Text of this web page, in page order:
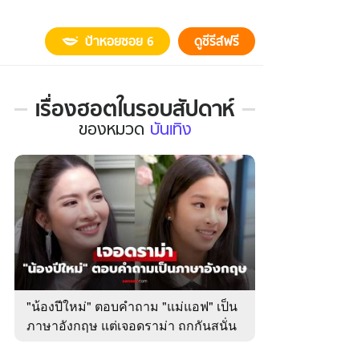
ความรู้รอบตัว
ฮาวทู
ป้าหอยซอย 6 ดูซีรีส์ฟรี
เรื่องฮอตในรอบสัปดาห์
เรื่อง
ใน
รอบ
สัปดาห์
ของ
หมวด
บันเทิง
ของหมวด บันเทิง
"น้องปีใหม่" ตอบคำถาม "แม่แอฟ" เป็น
ภาษาอังกฤษ แต่เจอดราม่า ถกกันสนั่น